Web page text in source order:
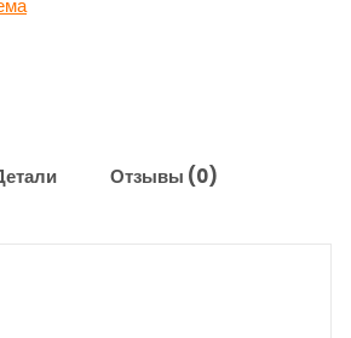
Отзывы (0)